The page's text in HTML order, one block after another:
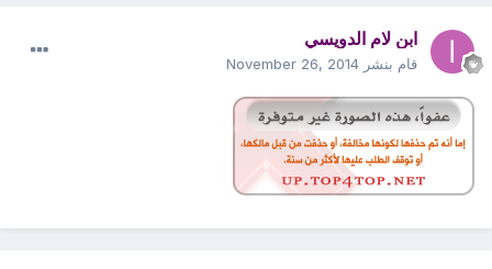
ابن لام الدويسي
قام بنشر November 26, 2014